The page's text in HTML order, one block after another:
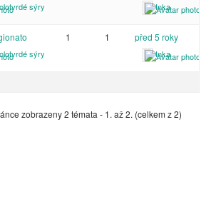
sýry Inka
sýry
1 1 před 5 roky
Inka
zobrazeny 2 témata - 1. až 2. (celkem z 2)